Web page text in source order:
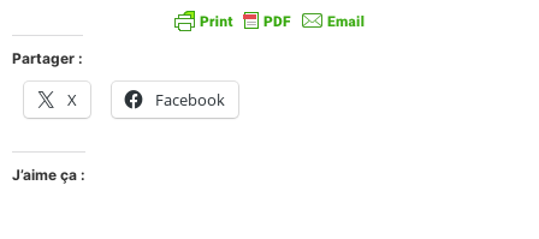
Partager :
X Facebook
J’aime ça :